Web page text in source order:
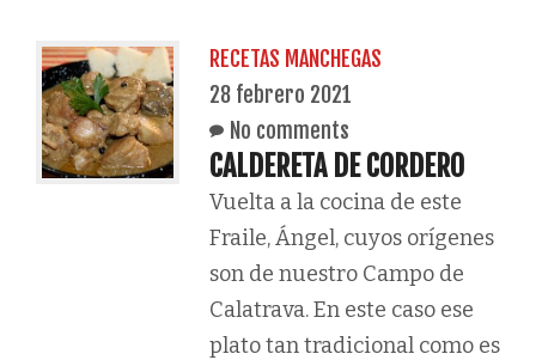
RECETAS MANCHEGAS
28 febrero 2021
No comments
CALDERETA DE CORDERO
Vuelta a la cocina de este
Fraile, Ángel, cuyos orígenes
son de nuestro Campo de
Calatrava. En este caso ese
plato tan tradicional como es